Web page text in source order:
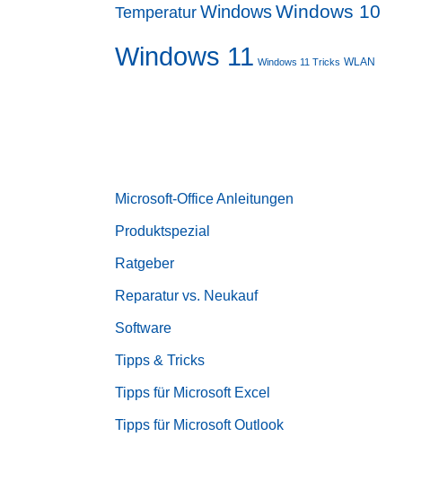
Temperatur WindowsWindows 10
Windows 11 Windows 11 Tricks WLAN
Microsoft-Office Anleitungen
Produktspezial
Ratgeber
Reparatur vs. Neukauf
Software
Tipps & Tricks
Tipps für Microsoft Excel
Tipps für Microsoft Outlook